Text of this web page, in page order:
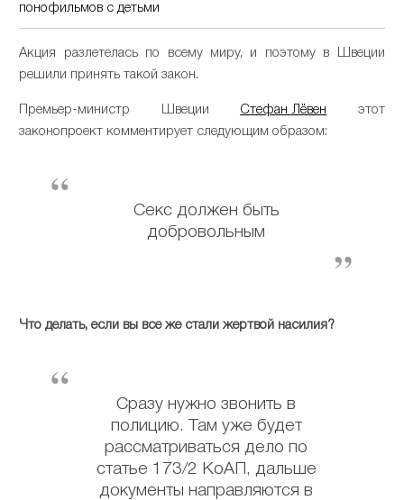
понофильмов с детьми
Акция разлетелась по всему миру, и поэтому в Швеции
решили принять такой закон.
Премьер-министр Швеции Стефан Лёвен этот
законопроект комментирует следующим образом:
Секс должен быть
добровольным
Что делать, если вы все же стали жертвой насилия?
Сразу нужно звонить в
полицию. Там уже будет
рассматриваться дело по
статье 173/2 КоАП, дальше
документы направляются в